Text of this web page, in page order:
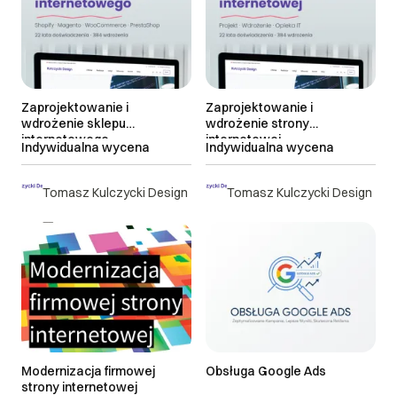
Tomasz Kulczycki Design
Zaprojektowanie i
wdrożenie sklepu
internetowego
Indywidualna wycena
Tomasz Kulczycki Design
Zaprojektowanie i
wdrożenie strony
internetowej
Indywidualna wycena
Modernizacja firmowej
strony internetowej
Obsługa Google Ads